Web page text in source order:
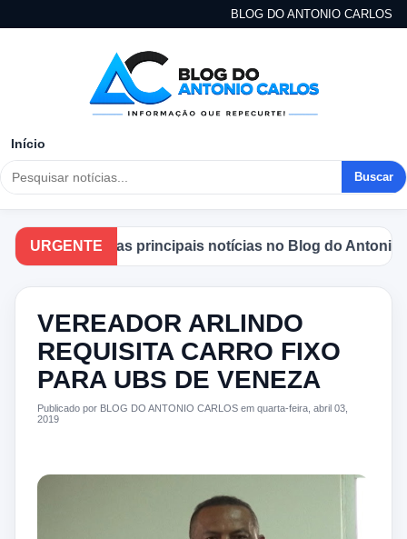
BLOG DO ANTONIO CARLOS
Início
Buscar
URGENTEas principais notícias no Blog do Antonio
VEREADOR ARLINDO
REQUISITA CARRO FIXO
PARA UBS DE VENEZA
Publicado por BLOG DO ANTONIO CARLOS em quarta-feira, abril 03,
2019